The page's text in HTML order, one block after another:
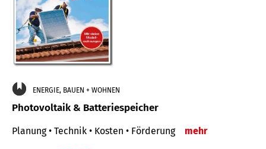
ENERGIE, BAUEN + WOHNEN
Photovoltaik & Batteriespeicher
Planung • Technik • Kosten • Förderung mehr